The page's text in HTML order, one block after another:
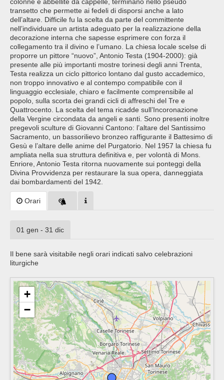
colonne e abbellite da cappelle, terminano nello pseudo
transetto che permette ai fedeli di disporsi anche a lato
dell’altare. Difficile fu la scelta da parte del committente
nell’individuare un artista adeguato per la realizzazione della
decorazione interna che sapesse esprimere con forza il
collegamento tra il divino e l’umano. La chiesa locale scelse di
proporre un pittore “nuovo”, Antonio Testa (1904-2000): già
presente alle più importanti mostre torinesi degli anni Trenta,
Testa realizza un ciclo pittorico lontano dal gusto accademico,
non troppo innovativo e al contempo compatibile con il
linguaggio ecclesiale, chiaro e facilmente comprensibile al
popolo, sulla scorta dei grandi cicli di affreschi del Tre e
Quattrocento. La scelta del tema ricadde sull’Incoronazione
della Vergine circondata da angeli e santi. Sono presenti inoltre
pregevoli sculture di Giovanni Cantono: l’altare del Santissimo
Sacramento, un bassorilievo bronzeo raffigurante il Battesimo di
Gesù e l’altare delle anime del Purgatorio. Nel 1957 la chiesa fu
ampliata nella sua struttura definitiva e, per volontà di Mons.
Enriore, Antonio Testa ritorna nuovamente sui ponteggi della
Divina Provvidenza per restaurare la sua opera, danneggiata
dai bombardamenti del 1942.
Orari
01 gen - 31 dic
Il bene sarà visitabile negli orari indicati salvo celebrazioni
liturgiche
+
−